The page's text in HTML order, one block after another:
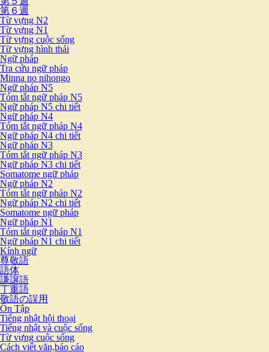
第６週
Từ vựng N2
Từ vựng N1
Từ vựng cuộc sống
Từ vựng hình thái
Ngữ pháp
Tra cứu ngữ pháp
Minna no nihongo
Ngữ pháp N5
Tóm tắt ngữ pháp N5
Ngữ pháp N5 chi tiết
Ngữ pháp N4
Tóm tắt ngữ pháp N4
Ngữ pháp N4 chi tiết
Ngữ pháp N3
Tóm tắt ngữ pháp N3
Ngữ pháp N3 chi tiết
Somatome ngữ pháp
Ngữ pháp N2
Tóm tắt ngữ pháp N2
Ngữ pháp N2 chi tiết
Somatome ngữ pháp
Ngữ pháp N1
Tóm tắt ngữ pháp N1
Ngữ pháp N1 chi tiết
Kính ngữ
尊敬語
語体
謙譲語
丁重語
敬語の誤用
Ôn Tập
Tiếng nhật hội thoại
Tiếng nhật và cuộc sống
Từ vựng cuộc sống
Cách viết văn,báo cáo